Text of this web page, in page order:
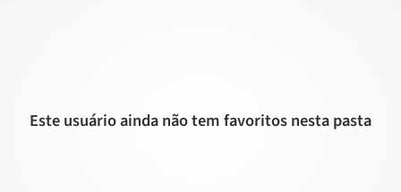
Este usuário ainda não tem favoritos nesta pasta